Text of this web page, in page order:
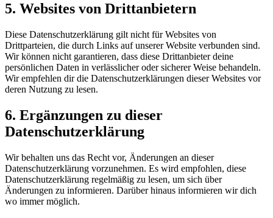
5. Websites von Drittanbietern
Diese Datenschutzerklärung gilt nicht für Websites von
Drittparteien, die durch Links auf unserer Website verbunden sind.
Wir können nicht garantieren, dass diese Drittanbieter deine
persönlichen Daten in verlässlicher oder sicherer Weise behandeln.
Wir empfehlen dir die Datenschutzerklärungen dieser Websites vor
deren Nutzung zu lesen.
6. Ergänzungen zu dieser
Datenschutzerklärung
Wir behalten uns das Recht vor, Änderungen an dieser
Datenschutzerklärung vorzunehmen. Es wird empfohlen, diese
Datenschutzerklärung regelmäßig zu lesen, um sich über
Änderungen zu informieren. Darüber hinaus informieren wir dich
wo immer möglich.